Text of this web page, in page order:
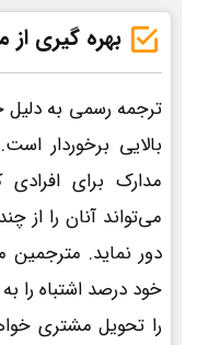
بهره گیری
ترجمه رسمی به
بالایی برخوردار
مدارک برای
می‌تواند آنان را از
دور نماید. مترجمین
خود درصد اشتباه را
را تحویل مشتری